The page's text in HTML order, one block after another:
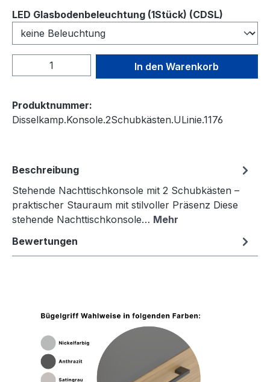
LED Glasbodenbeleuchtung (1Stück) (CDSL)
Produkt Anzahl: Gib denIn den Warenkorb
Produktnummer:
Disselkamp.Konsole.2Schubkästen.ULinie.1176
Beschreibung
Stehende Nachttischkonsole mit 2 Schubkästen –
praktischer Stauraum mit stilvoller Präsenz Diese
stehende Nachttischkonsole… Mehr
Bewertungen